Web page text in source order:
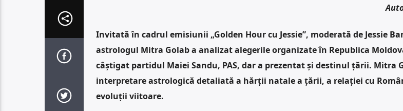
Invitată în cadrul emisiunii „Golden Hour cu Jessie”, moderată de Jessie
astrologul Mitra Golab a analizat alegerile organizate în Republica
câștigat partidul Maiei Sandu, PAS, dar a prezentat și destinul țării. Mitra
interpretare astrologică detaliată a hărții natale a țării, a relației cu
evoluții viitoare.